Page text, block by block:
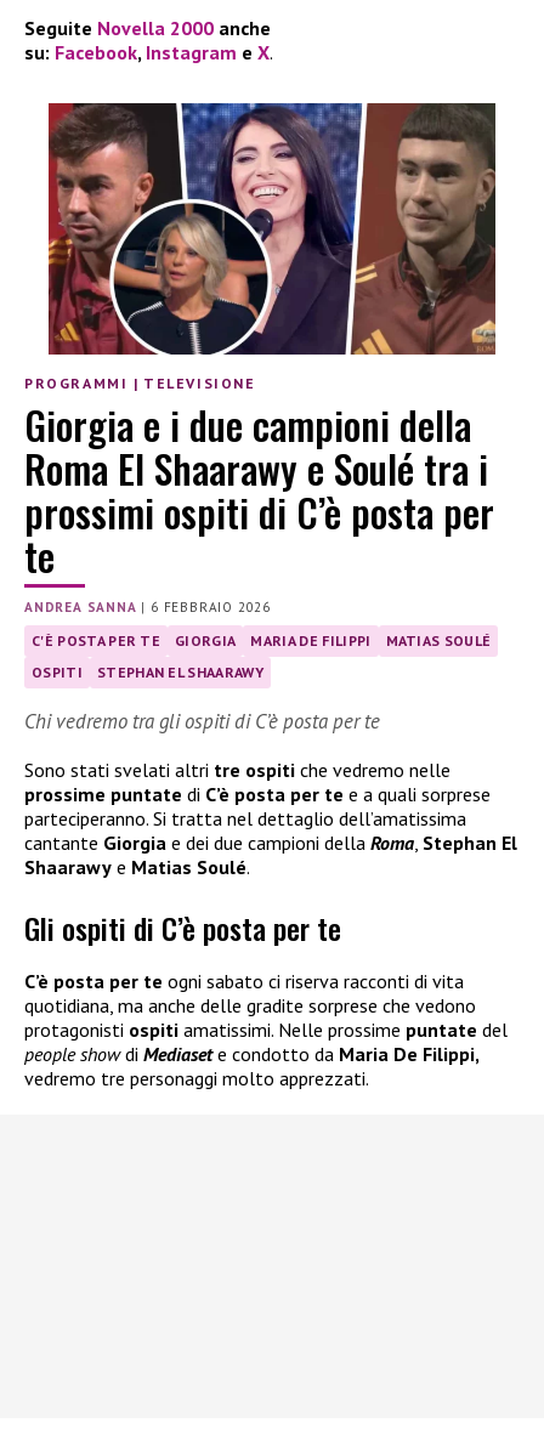
Seguite Novella 2000 anche
su: Facebook, Instagram e X.
PROGRAMMI | TELEVISIONE
Giorgia e i due campioni della
Roma El Shaarawy e Soulé tra i
prossimi ospiti di C’è posta per
te
ANDREA SANNA | 6 FEBBRAIO 2026
C'È POSTA PER TE GIORGIA MARIA DE FILIPPI
MATIAS SOULÉ
OSPITI
STEPHAN EL SHAARAWY
Chi vedremo tra gli ospiti di C’è posta per te
Sono stati svelati altri tre ospiti che vedremo nelle
prossime puntate di C’è posta per te e a quali sorprese
parteciperanno. Si tratta nel dettaglio dell’amatissima
cantante Giorgia e dei due campioni della Roma Stephan El
Shaarawy e Matias Soulé.
Gli ospiti di C’è posta per te
C’è posta per te ogni sabato ci riserva racconti di vita
quotidiana, ma anche delle gradite sorprese che vedono
protagonisti ospiti amatissimi. Nelle prossime puntate del
people showdi Mediasete condotto da Maria De Filippi,
vedremo tre personaggi molto apprezzati.